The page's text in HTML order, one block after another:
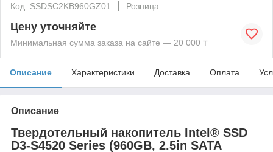
Код: SSDSC2KB960GZ01
Розница
Цену уточняйте
Минимальная сумма заказа на сайте — 20 000 ₸
Описание Характеристики Доставка Оплата
Описание
Твердотельный накопитель Intel® SSD
D3-S4520 Series (960GB, 2.5in SATA